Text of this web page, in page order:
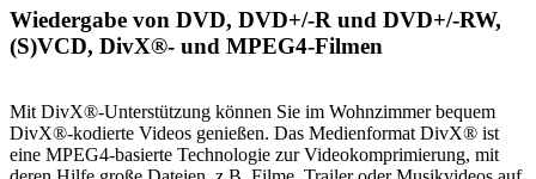
Wiedergabe von DVD, DVD+/-R und DVD+/-RW,
(S)VCD, DivX®- und MPEG4-Filmen
Mit DivX®-Unterstützung können Sie im Wohnzimmer bequem
DivX®-kodierte Videos genießen. Das Medienformat DivX® ist
eine MPEG4-basierte Technologie zur Videokomprimierung, mit